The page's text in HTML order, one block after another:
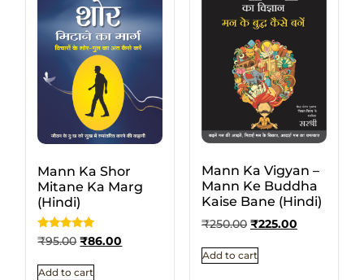
Mann Ka Shor
Mitane Ka Marg
(Hindi)
Rated
5
₹95.00 ₹86.00
Add to cart
Mann Ka Vigyan –
Mann Ke Buddha
Kaise Bane (Hindi)
₹250.00 ₹225.00
Add to cart